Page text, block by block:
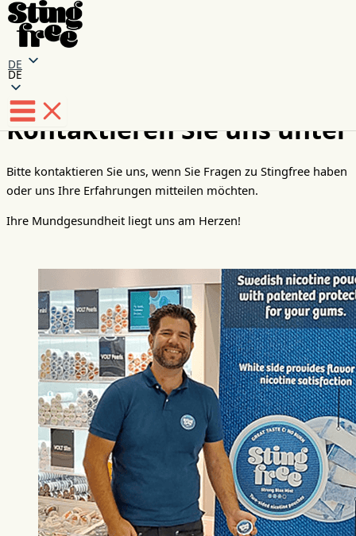
Zum
Inhalt
springen
DE
DE
Kontaktieren Sie uns unter
Bitte kontaktieren Sie uns, wenn Sie Fragen zu Stingfree haben
oder uns Ihre Erfahrungen mitteilen möchten.
Ihre Mundgesundheit liegt uns am Herzen!